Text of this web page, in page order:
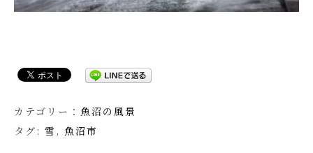
カテゴリー： 魚沼の風景
タグ: 雪 , 魚沼市